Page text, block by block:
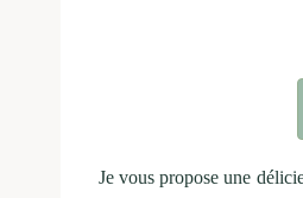
Je vous propose une